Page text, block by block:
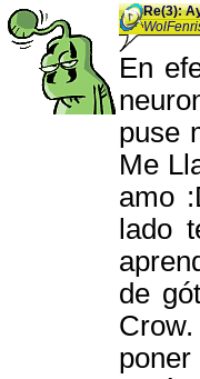
Re(3):
En
puse
Me
amo
lado
de